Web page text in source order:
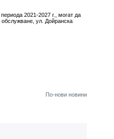
2021-2027 г., могат да
ул. Дойранска
По-нови новини